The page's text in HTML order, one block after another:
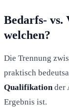
Bedarfs- vs.
welchen?
Die Trennung
praktisch
Qualifikation der
Ergebnis ist.